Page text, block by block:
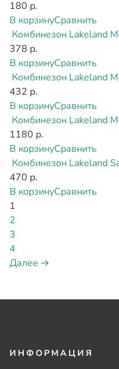
180 р.
В корзинуСравнить
Комбинезон Lakeland
378 р.
В корзинуСравнить
Комбинезон Lakeland
432 р.
В корзинуСравнить
Комбинезон Lakeland
1180 р.
В корзинуСравнить
Комбинезон Lakeland
470 р.
В корзинуСравнить
1
2
3
4
Далее →
ИНФОРМАЦИЯ